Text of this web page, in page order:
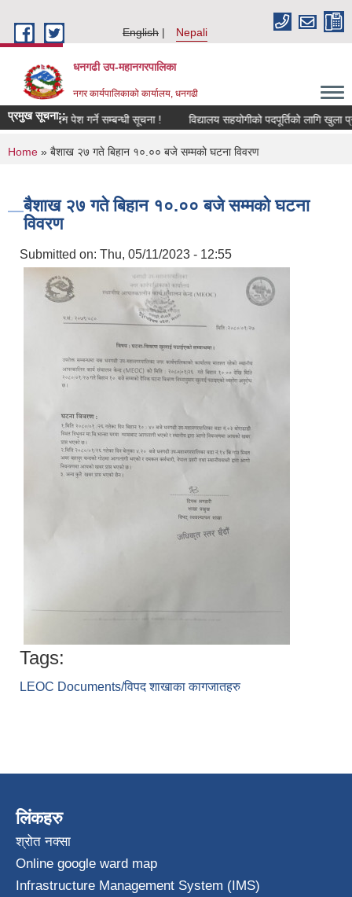
English
Nepali
धनगढी उप-महानगरपालिका
नगर कार्यपालिकाको कार्यालय, धनगढी
प्रमुख सूचना::
लागि निवेदन पेश गर्ने सम्बन्धी सूचना ! विद्यालय सहयोगीको पदपूर्तिको लागि खुला
You are here
Home » बैशाख २७ गते बिहान १०.०० बजे सम्मको घटना विवरण
बैशाख २७ गते बिहान १०.०० बजे सम्मको घटना
विवरण
Submitted on: Thu, 05/11/2023 - 12:55
Tags:
LEOC Documents/विपद शाखाका कागजातहरु
लिंकहरु
श्रोत नक्सा
Online google ward map
Infrastructure Management System (IMS)